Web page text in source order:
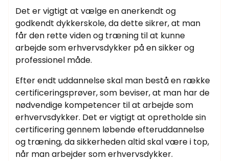
Det er vigtigt at vælge en anerkendt og
godkendt dykkerskole, da dette sikrer, at man
får den rette viden og træning til at kunne
arbejde som erhvervsdykker på en sikker og
professionel måde.
Efter endt uddannelse skal man bestå en række
certificeringsprøver, som beviser, at man har de
nødvendige kompetencer til at arbejde som
erhvervsdykker. Det er vigtigt at opretholde sin
certificering gennem løbende efteruddannelse
og træning, da sikkerheden altid skal være i top,
når man arbejder som erhvervsdykker.